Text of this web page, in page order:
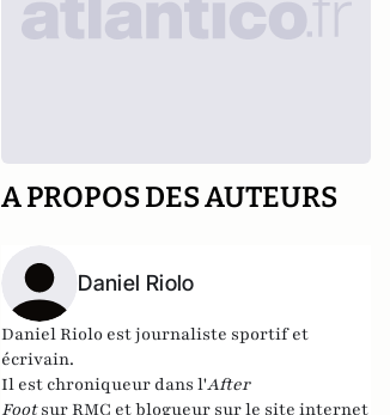
A PROPOS DES AUTEURS
Daniel Riolo
Daniel Riolo est journaliste sportif et
écrivain.
Il est chroniqueur dans l'After
Footsur RMC et blogueur sur le site internet